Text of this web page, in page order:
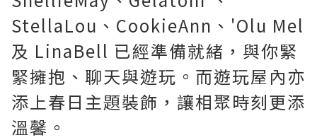
StellaLou、CookieAnn、'Olu Mel
及 LinaBell 已經準備就緒，與你緊
緊擁抱、聊天與遊玩。而遊玩屋內亦
添上春日主題裝飾，讓相聚時刻更添
溫馨。